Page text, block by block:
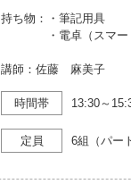
持ち物：・筆記用具
・電卓（スマートフ
講師：佐藤 麻美子
時間帯 13:30～
定員 6組（パー